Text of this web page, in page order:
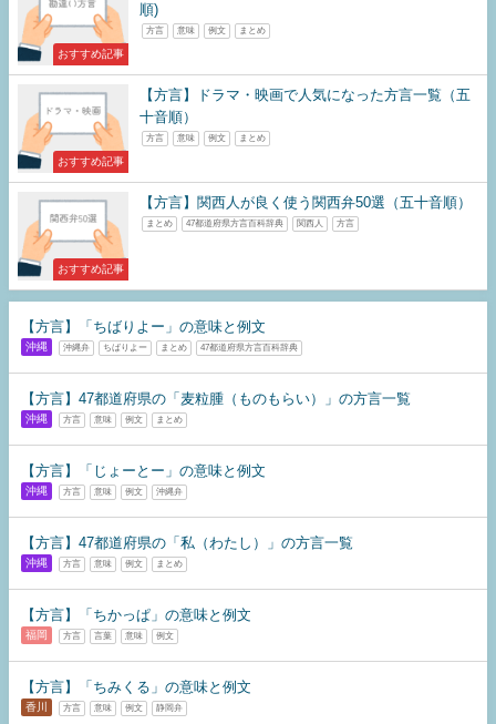
おすすめ記事
順)
方言 意味 例文 まとめ
おすすめ記事
【方言】ドラマ・映画で人気になった方言一覧（五
十音順）
方言 意味 例文 まとめ
おすすめ記事
【方言】関西人が良く使う関西弁50選（五十音順）
まとめ 47都道府県方言百科辞典 関西人 方言
【方言】「ちばりよー」の意味と例文
沖縄 沖縄弁 ちばりよー まとめ 47都道府県方言百科辞典
【方言】47都道府県の「麦粒腫（ものもらい）」の方言一覧
沖縄 方言 意味 例文 まとめ
【方言】「じょーとー」の意味と例文
沖縄 方言 意味 例文 沖縄弁
【方言】47都道府県の「私（わたし）」の方言一覧
沖縄 方言 意味 例文 まとめ
【方言】「ちかっぱ」の意味と例文
福岡 方言 言葉 意味 例文
【方言】「ちみくる」の意味と例文
香川 方言 意味 例文 静岡弁